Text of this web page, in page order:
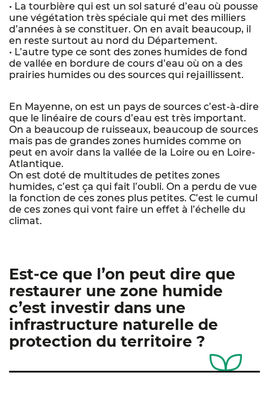
• La tourbière qui est un sol saturé d’eau où pousse
une végétation très spéciale qui met des milliers
d’années à se constituer. On en avait beaucoup, il
en reste surtout au nord du Département.
• L’autre type ce sont des zones humides de fond
de vallée en bordure de cours d’eau où on a des
prairies humides ou des sources qui rejaillissent.
En Mayenne, on est un pays de sources c’est-à-dire
que le linéaire de cours d’eau est très important.
On a beaucoup de ruisseaux, beaucoup de sources
mais pas de grandes zones humides comme on
peut en avoir dans la vallée de la Loire ou en Loire-
Atlantique.
On est doté de multitudes de petites zones
humides, c’est ça qui fait l’oubli. On a perdu de vue
la fonction de ces zones plus petites. C’est le cumul
de ces zones qui vont faire un effet à l’échelle du
climat.
Est-ce que l’on peut dire que
restaurer une zone humide
c’est investir dans une
infrastructure naturelle de
protection du territoire ?